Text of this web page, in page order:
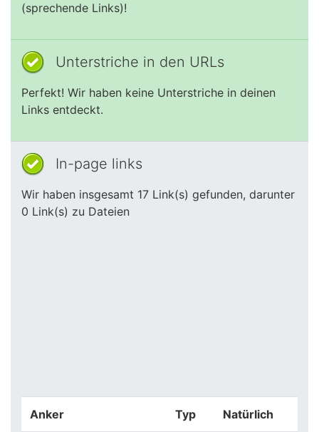
(sprechende Links)!
Unterstriche in den URLs
Perfekt! Wir haben keine Unterstriche in deinen
Links entdeckt.
In-page links
Wir haben insgesamt 17 Link(s) gefunden, darunter
0 Link(s) zu Dateien
Anker Typ Natürlich